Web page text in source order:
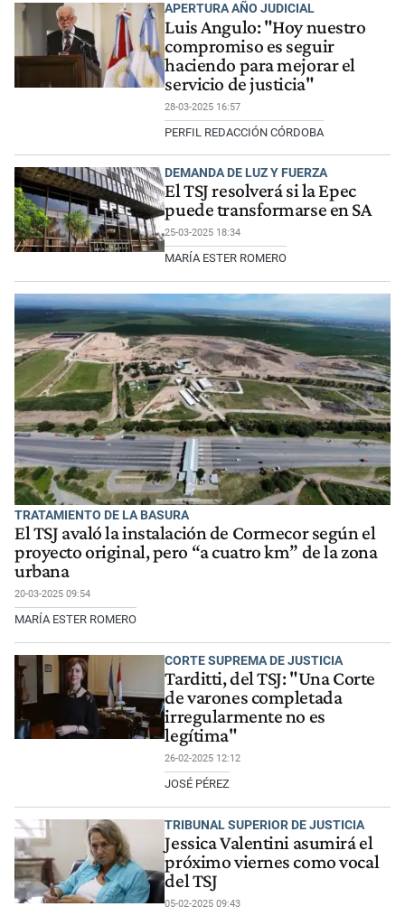
APERTURA AÑO JUDICIAL
Luis Angulo: "Hoy nuestro
compromiso es seguir
haciendo para mejorar el
servicio de justicia"
28-03-2025 16:57
PERFIL REDACCIÓN CÓRDOBA
DEMANDA DE LUZ Y FUERZA
El TSJ resolverá si la Epec
puede transformarse en SA
25-03-2025 18:34
MARÍA ESTER ROMERO
TRATAMIENTO DE LA BASURA
El TSJ avaló la instalación de Cormecor según el
proyecto original, pero “a cuatro km” de la zona
urbana
20-03-2025 09:54
MARÍA ESTER ROMERO
CORTE SUPREMA DE JUSTICIA
Tarditti, del TSJ: "Una Corte
de varones completada
irregularmente no es
legítima"
26-02-2025 12:12
JOSÉ PÉREZ
TRIBUNAL SUPERIOR DE JUSTICIA
Jessica Valentini asumirá el
próximo viernes como vocal
del TSJ
05-02-2025 09:43